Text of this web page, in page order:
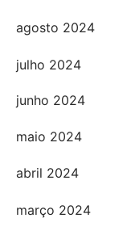
agosto 2024
julho 2024
junho 2024
maio 2024
abril 2024
março 2024